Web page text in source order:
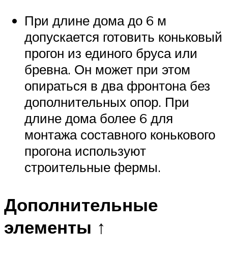
При длине дома до 6 м
допускается готовить коньковый
прогон из единого бруса или
бревна. Он может при этом
опираться в два фронтона без
дополнительных опор. При
длине дома более 6 для
монтажа составного конькового
прогона используют
строительные фермы.
Дополнительные
элементы ↑